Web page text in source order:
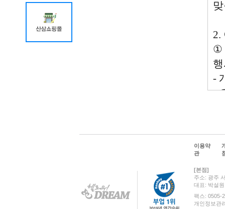
이용약
관
[본점]
주소: 광주
대표: 박설
팩스: 0505-
개인정보관